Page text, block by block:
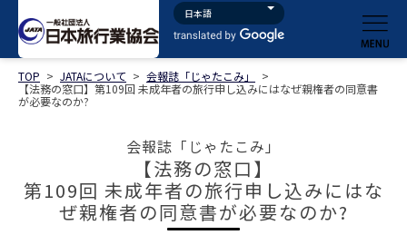
TOP > JATAについて > 会報誌「じゃたこみ」
>
【法務の窓口】第109回 未成年者の旅行申し込みにはなぜ親権者の同意書
が必要なのか?
会報誌「じゃたこみ」
【法務の窓口】
第109回 未成年者の旅行申し込みにはな
ぜ親権者の同意書が必要なのか?